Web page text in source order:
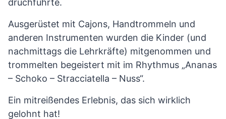
druchführte.
Ausgerüstet mit Cajons, Handtrommeln und
anderen Instrumenten wurden die Kinder (und
nachmittags die Lehrkräfte) mitgenommen und
trommelten begeistert mit im Rhythmus „Ananas
– Schoko – Stracciatella – Nuss“.
Ein mitreißendes Erlebnis, das sich wirklich
gelohnt hat!